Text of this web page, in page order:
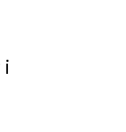
i